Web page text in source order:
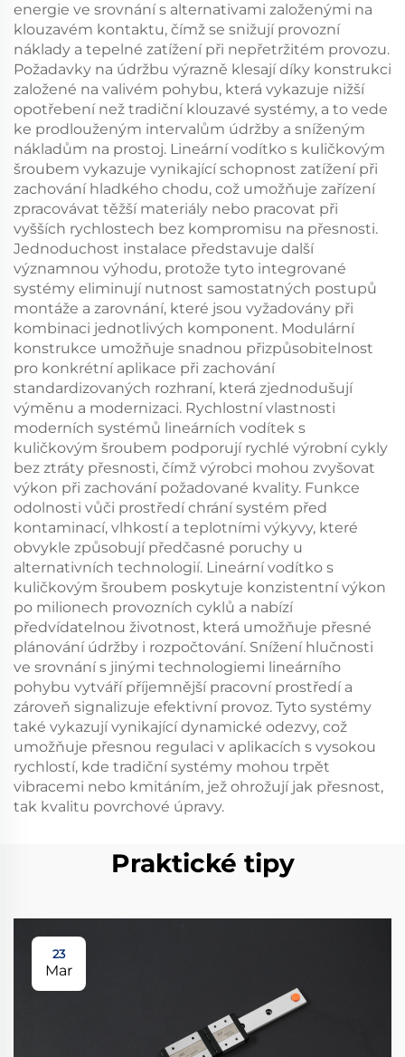
energie ve srovnání s alternativami založenými na
klouzavém kontaktu, čímž se snižují provozní
náklady a tepelné zatížení při nepřetržitém provozu.
Požadavky na údržbu výrazně klesají díky konstrukci
založené na valivém pohybu, která vykazuje nižší
opotřebení než tradiční klouzavé systémy, a to vede
ke prodlouženým intervalům údržby a sníženým
nákladům na prostoj. Lineární vodítko s kuličkovým
šroubem vykazuje vynikající schopnost zatížení při
zachování hladkého chodu, což umožňuje zařízení
zpracovávat těžší materiály nebo pracovat při
vyšších rychlostech bez kompromisu na přesnosti.
Jednoduchost instalace představuje další
významnou výhodu, protože tyto integrované
systémy eliminují nutnost samostatných postupů
montáže a zarovnání, které jsou vyžadovány při
kombinaci jednotlivých komponent. Modulární
konstrukce umožňuje snadnou přizpůsobitelnost
pro konkrétní aplikace při zachování
standardizovaných rozhraní, která zjednodušují
výměnu a modernizaci. Rychlostní vlastnosti
moderních systémů lineárních vodítek s
kuličkovým šroubem podporují rychlé výrobní cykly
bez ztráty přesnosti, čímž výrobci mohou zvyšovat
výkon při zachování požadované kvality. Funkce
odolnosti vůči prostředí chrání systém před
kontaminací, vlhkostí a teplotními výkyvy, které
obvykle způsobují předčasné poruchy u
alternativních technologií. Lineární vodítko s
kuličkovým šroubem poskytuje konzistentní výkon
po milionech provozních cyklů a nabízí
předvídatelnou životnost, která umožňuje přesné
plánování údržby i rozpočtování. Snížení hlučnosti
ve srovnání s jinými technologiemi lineárního
pohybu vytváří příjemnější pracovní prostředí a
zároveň signalizuje efektivní provoz. Tyto systémy
také vykazují vynikající dynamické odezvy, což
umožňuje přesnou regulaci v aplikacích s vysokou
rychlostí, kde tradiční systémy mohou trpět
vibracemi nebo kmitáním, jež ohrožují jak přesnost,
tak kvalitu povrchové úpravy.
Praktické tipy
23
Mar